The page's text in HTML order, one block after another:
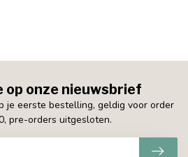
op onze nieuwsbrief
je eerste bestelling, geldig voor order
pre-orders uitgesloten.